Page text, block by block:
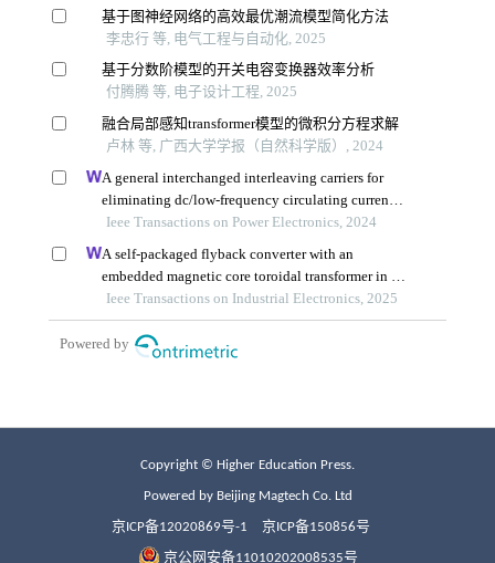
Copyright © Higher Education Press.
Powered by Beijing Magtech Co. Ltd
京ICP备12020869号-1 京ICP备150856号
京公网安备11010202008535号